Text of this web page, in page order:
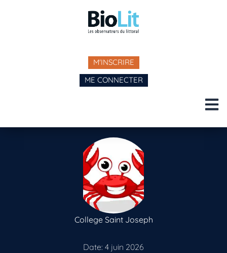
M'INSCRIRE
ME CONNECTER
College Saint Joseph
Date: 4 juin 2026